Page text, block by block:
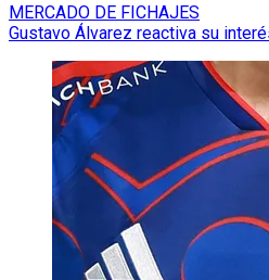
MERCADO DE FICHAJES
Gustavo Álvarez reactiva su